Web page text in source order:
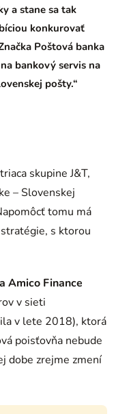
a stane sa tak
konkurovať
Poštová banka
bankový servis na
pošty.“
skupine J&T,
– Slovenskej
tomu má
s ktorou
Amico Finance
v sieti
v lete 2018), ktorá
poisťovňa nebude
dobe zrejme zmení